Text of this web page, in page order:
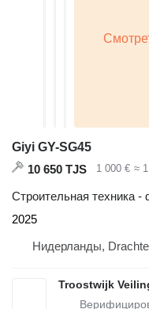
Giyi GY-SG45
10 650 TJS
1 000 € ≈
Строительная техника -
2025
Нидерланды,
Troostwijk